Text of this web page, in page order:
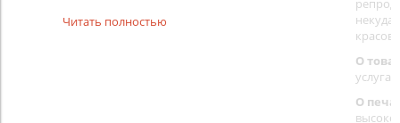
Читать полностью
О
услуга
О